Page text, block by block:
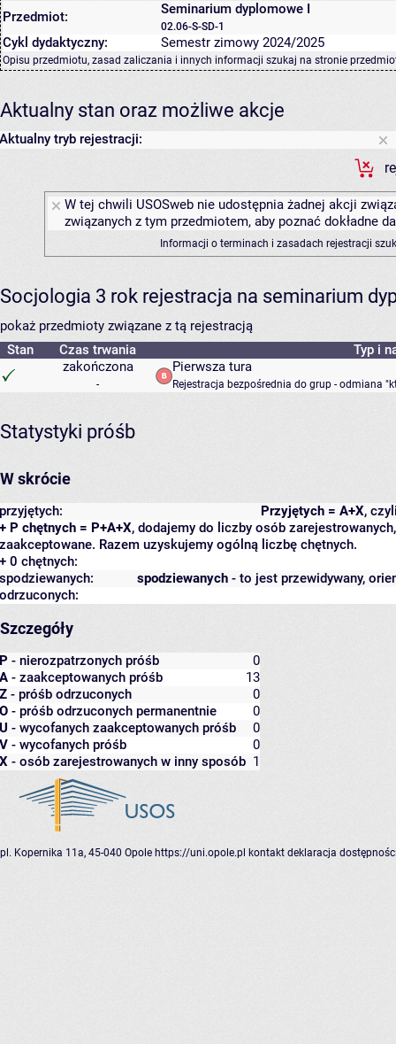
Przedmiot: Seminarium dyplomowe I
02.06-S-SD-1
Cykl dydaktyczny: Semestr zimowy 2024/2025
Opisu przedmiotu, zasad zaliczania i innych informacji szukaj na stronie
Aktualny stan oraz możliwe akcje
Aktualny tryb rejestracji:
W tej chwili USOSweb nie udostępnia żadnej akcji
związanych z tym przedmiotem, aby poznać dokładne
Informacji o terminach i zasadach rejestracji
Socjologia 3 rok rejestracja na seminarium
pokaż przedmioty związane z tą rejestracją
Stan
Czas trwania
Typ i
zakończona
-
Pierwsza tura
Rejestracja bezpośrednia do grup - odmiana
Statystyki próśb
W skrócie
Przyjętych = A+X,
przyjętych:
+ P chętnych = P+A+X, dodajemy do liczby osób
zaakceptowane. Razem uzyskujemy ogólną liczbę chętnych.
+ 0 chętnych:
spodziewanych - to jest przewidywany,
spodziewanych:
odrzuconych:
Szczegóły
P - nierozpatrzonych próśb
0
A - zaakceptowanych próśb
13
Z - próśb odrzuconych
0
O - próśb odrzuconych permanentnie
0
U - wycofanych zaakceptowanych próśb
0
V - wycofanych próśb
0
X - osób zarejestrowanych w inny sposób 1
pl. Kopernika 11a, 45-040 Opole https://uni.opole.pl kontakt deklaracja